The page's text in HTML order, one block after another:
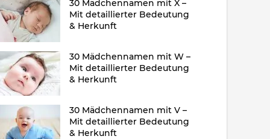
30 Mädchennamen mit X –
Mit detaillierter Bedeutung
& Herkunft
30 Mädchennamen mit W –
Mit detaillierter Bedeutung
& Herkunft
30 Mädchennamen mit V –
Mit detaillierter Bedeutung
& Herkunft